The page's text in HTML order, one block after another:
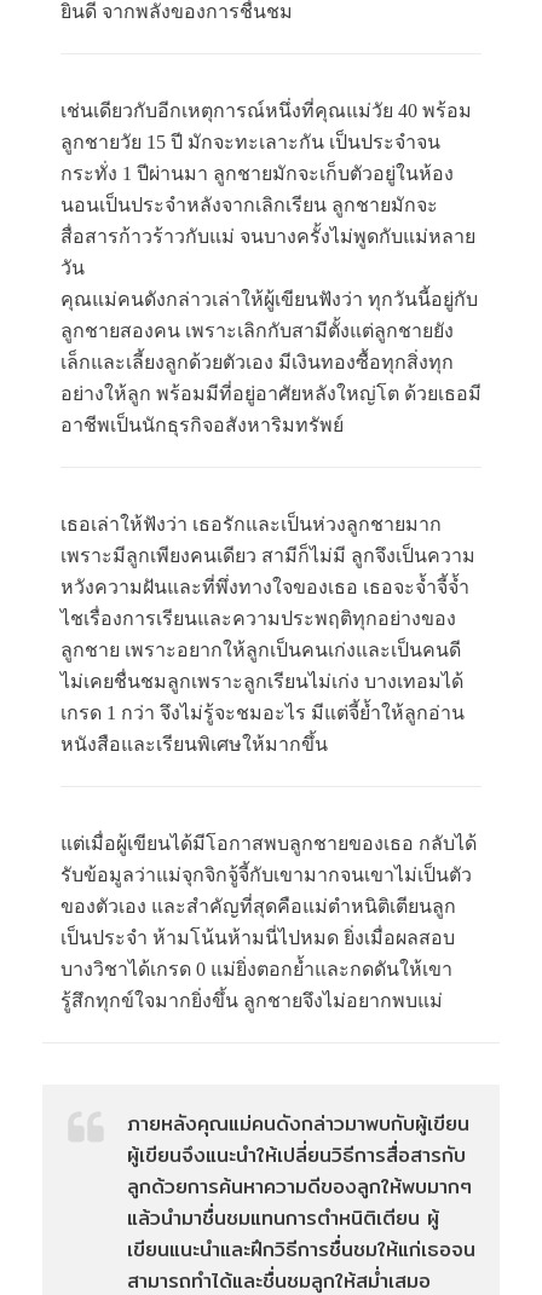
ยินดี จากพลังของการชื่นชม
เช่นเดียวกับอีกเหตุการณ์หนึ่งที่คุณแม่วัย 40 พร้อม
ลูกชายวัย 15 ปี มักจะทะเลาะกัน เป็นประจำจน
กระทั่ง 1 ปีผ่านมา ลูกชายมักจะเก็บตัวอยู่ในห้อง
นอนเป็นประจำหลังจากเลิกเรียน ลูกชายมักจะ
สื่อสารก้าวร้าวกับแม่ จนบางครั้งไม่พูดกับแม่หลาย
วัน
คุณแม่คนดังกล่าวเล่าให้ผู้เขียนฟังว่า ทุกวันนี้อยู่กับ
ลูกชายสองคน เพราะเลิกกับสามีตั้งแต่ลูกชายยัง
เล็กและเลี้ยงลูกด้วยตัวเอง มีเงินทองซื้อทุกสิ่งทุก
อย่างให้ลูก พร้อมมีที่อยู่อาศัยหลังใหญ่โต ด้วยเธอมี
อาชีพเป็นนักธุรกิจอสังหาริมทรัพย์
เธอเล่าให้ฟังว่า เธอรักและเป็นห่วงลูกชายมาก
เพราะมีลูกเพียงคนเดียว สามีก็ไม่มี ลูกจึงเป็นความ
หวังความฝันและที่พึ่งทางใจของเธอ เธอจะจ้ำจี้จ้ำ
ไชเรื่องการเรียนและความประพฤติทุกอย่างของ
ลูกชาย เพราะอยากให้ลูกเป็นคนเก่งและเป็นคนดี
ไม่เคยชื่นชมลูกเพราะลูกเรียนไม่เก่ง บางเทอมได้
เกรด 1 กว่า จึงไม่รู้จะชมอะไร มีแต่จี้ย้ำให้ลูกอ่าน
หนังสือและเรียนพิเศษให้มากขึ้น
แต่เมื่อผู้เขียนได้มีโอกาสพบลูกชายของเธอ กลับได้
รับข้อมูลว่าแม่จุกจิกจู้จี้กับเขามากจนเขาไม่เป็นตัว
ของตัวเอง และสำคัญที่สุดคือแม่ตำหนิติเตียนลูก
เป็นประจำ ห้ามโน้นห้ามนี่ไปหมด ยิ่งเมื่อผลสอบ
บางวิชาได้เกรด 0 แม่ยิ่งตอกย้ำและกดดันให้เขา
รู้สึกทุกข์ใจมากยิ่งขึ้น ลูกชายจึงไม่อยากพบแม่
ภายหลังคุณแม่คนดังกล่าวมาพบกับผู้เขียน
ผู้เขียนจึงแนะนำให้เปลี่ยนวิธีการสื่อสารกับ
ลูกด้วยการค้นหาความดีของลูกให้พบมากๆ
แล้วนำมาชื่นชมแทนการตำหนิติเตียน ผู้
เขียนแนะนำและฝึกวิธีการชื่นชมให้แก่เธอจน
สามารถทำได้และชื่นชมลูกให้สม่ำเสมอ